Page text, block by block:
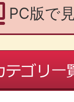
PC版で